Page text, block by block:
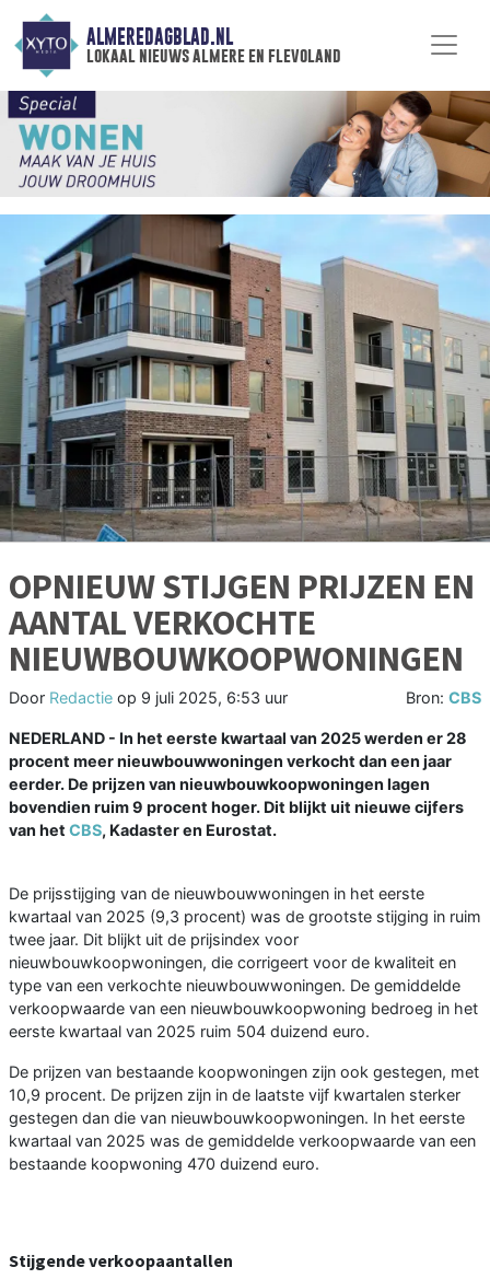
ALMEREDAGBLAD.NL
lokaal nieuws almere en flevoland
OPNIEUW STIJGEN PRIJZEN EN
AANTAL VERKOCHTE
NIEUWBOUWKOOPWONINGEN
Door Redactie op 9 juli 2025, 6:53 uur Bron: CBS
NEDERLAND - In het eerste kwartaal van 2025 werden er 28
procent meer nieuwbouwwoningen verkocht dan een jaar
eerder. De prijzen van nieuwbouwkoopwoningen lagen
bovendien ruim 9 procent hoger. Dit blijkt uit nieuwe cijfers
van het CBS, Kadaster en Eurostat.
De prijsstijging van de nieuwbouwwoningen in het eerste
kwartaal van 2025 (9,3 procent) was de grootste stijging in ruim
twee jaar. Dit blijkt uit de prijsindex voor
nieuwbouwkoopwoningen, die corrigeert voor de kwaliteit en
type van een verkochte nieuwbouwwoningen. De gemiddelde
verkoopwaarde van een nieuwbouwkoopwoning bedroeg in het
eerste kwartaal van 2025 ruim 504 duizend euro.
De prijzen van bestaande koopwoningen zijn ook gestegen, met
10,9 procent. De prijzen zijn in de laatste vijf kwartalen sterker
gestegen dan die van nieuwbouwkoopwoningen. In het eerste
kwartaal van 2025 was de gemiddelde verkoopwaarde van een
bestaande koopwoning 470 duizend euro.
Stijgende verkoopaantallen